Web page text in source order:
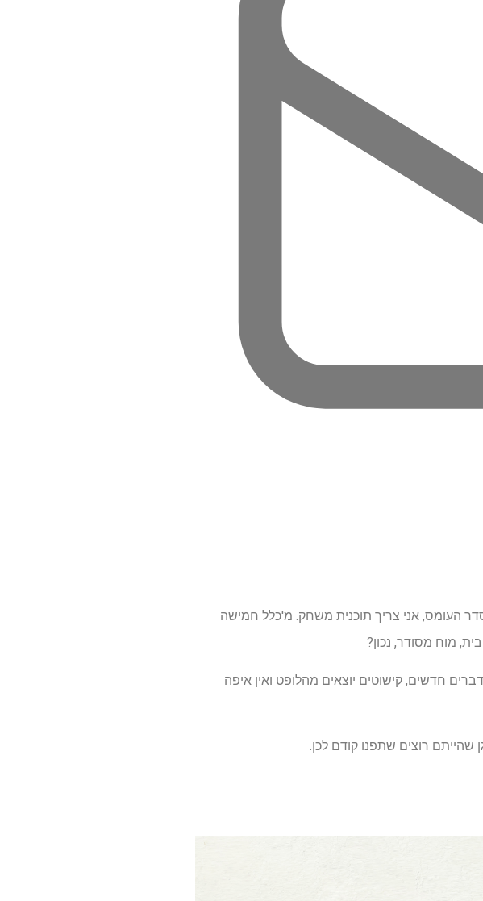
העומס, אני צריך תוכנית משחק. מ'כלל חמישה
מוח מסודר, נכון?
חדשים, קישוטים יוצאים מהלופט ואין איפה
רוצים שתפנו קודם לכן.